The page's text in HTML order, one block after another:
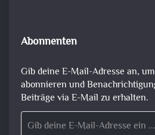
Abonnenten
Gib deine E-Mail-Adresse an,
abonnieren und
Beiträge via E-Mail zu erhalten.
Gib deine E-Mail-Adresse ein ...